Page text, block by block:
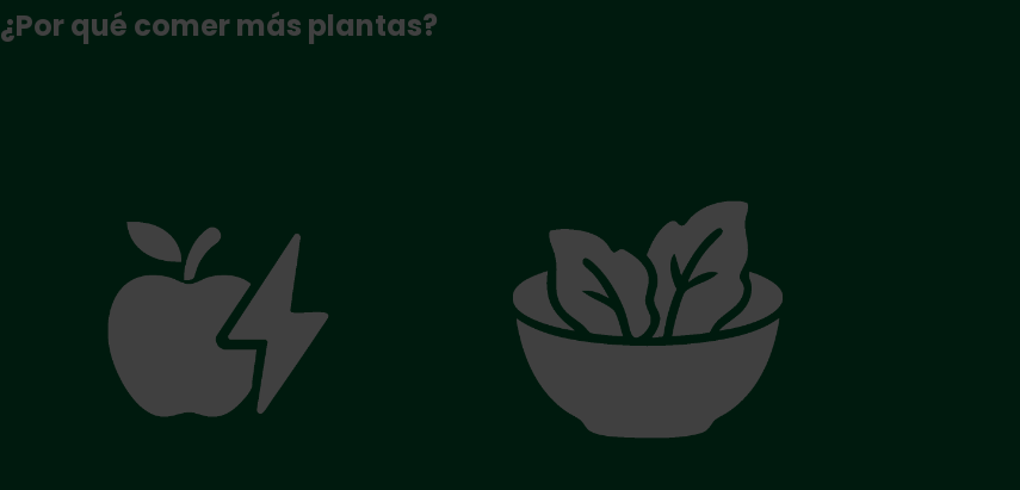
¿Por qué comer más plantas?